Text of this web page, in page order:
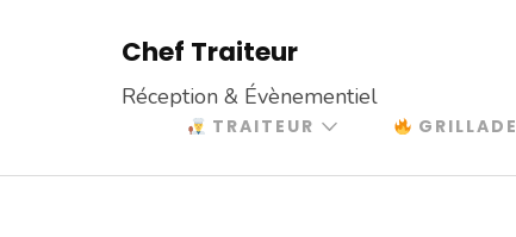
Chef Traiteur
Réception & Évènementiel
TRAITEUR